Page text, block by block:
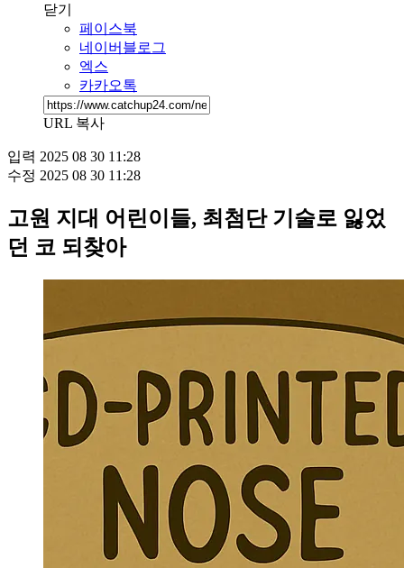
닫기
페이스북
네이버블로그
엑스
카카오톡
URL 복사
입력 2025 08 30 11:28
수정 2025 08 30 11:28
고원 지대 어린이들, 최첨단 기술로 잃었
던 코 되찾아